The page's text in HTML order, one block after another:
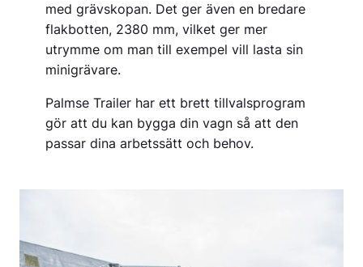
med grävskopan. Det ger även en bredare
flakbotten, 2380 mm, vilket ger mer
utrymme om man till exempel vill lasta sin
minigrävare.
Palmse Trailer har ett brett tillvalsprogram
gör att du kan bygga din vagn så att den
passar dina arbetssätt och behov.